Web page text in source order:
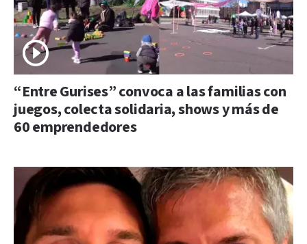
“Entre Gurises” convoca a las familias con
juegos, colecta solidaria, shows y más de
60 emprendedores